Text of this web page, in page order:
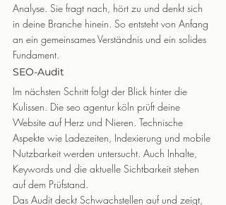
Analyse. Sie fragt nach, hört zu und denkt sich
in deine Branche hinein. So entsteht von Anfang
an ein gemeinsames Verständnis und ein solides
Fundament.
SEO-Audit
Im nächsten Schritt folgt der Blick hinter die
Kulissen. Die seo agentur köln prüft deine
Website auf Herz und Nieren. Technische
Aspekte wie Ladezeiten, Indexierung und mobile
Nutzbarkeit werden untersucht. Auch Inhalte,
Keywords und die aktuelle Sichtbarkeit stehen
auf dem Prüfstand.
Das Audit deckt Schwachstellen auf und zeigt,